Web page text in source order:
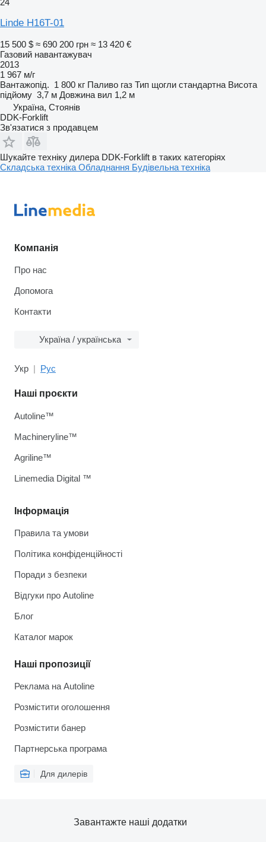
24
Linde H16T-01
15 500 $ ≈ 690 200 грн ≈ 13 420 €
Газовий навантажувач
2013
1 967 м/г
Вантажопід. 1 800 кг Паливо газ Тип щогли стандартна Висота
підйому 3,7 м Довжина вил 1,2 м
Україна, Стоянів
DDK-Forklift
Зв'язатися з продавцем
Шукайте техніку дилера DDK-Forklift в таких категоріях
Складська техніка Обладнання Будівельна техніка
Компанія
Про нас
Допомога
Контакти
Україна / українська
Укр Рус
Інформація
Правила та умови
Політика конфіденційності
Поради з безпеки
Відгуки про Autoline
Блог
Каталог марок
Наші пропозиції
Реклама на Autoline
Розмістити оголошення
Розмістити банер
Партнерська програма
Для дилерів
Наші проєкти
Autoline™
Machineryline™
Agriline™
Linemedia Digital ™
Завантажте наші додатки